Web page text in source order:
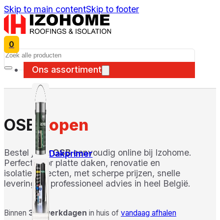
Skip to main contentSkip to footer
0
Ons assortiment
Dakprimer
Search
OSBkopen
Bestel jouwOSBeenvoudig online bij Izohome.
Perfect voor platte daken, renovatie en
isolatieprojecten, met scherpe prijzen, snelle
levering en professioneel advies in heel België.
Binnen 3-5 werkdagen in huis of vandaag afhalen